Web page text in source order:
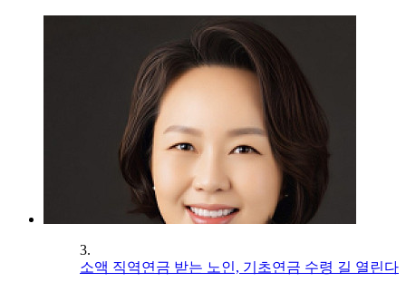
3.
소액 직역연금 받는 노인, 기초연금 수령 길 열린다